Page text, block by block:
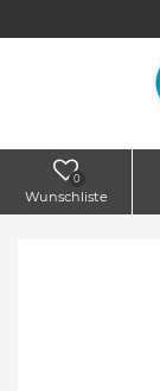
0
Wunschliste